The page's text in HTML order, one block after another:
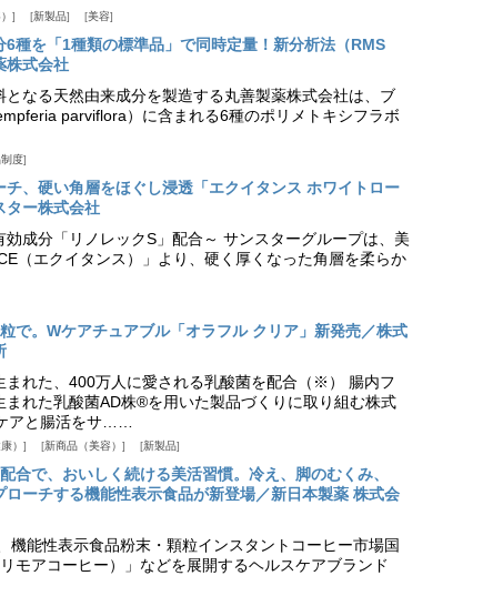
新製品 美容
6種を「1種類の標準品」で同時定量！新分析法（RMS
株式会社
なる天然由来成分を製造する丸善製薬株式会社は、ブ
parviflora）に含まれる6種のポリメトキシフラボ
度
チ、硬い角層をほぐし浸透「エクイタンス ホワイトロー
ター株式会社
効成分「リノレックS」配合～ サンスターグループは、美
（エクイタンス）」より、硬く厚くなった角層を柔らか
で。Wケアチュアブル「オラフル クリア」新発売／株式
まれた、400万人に愛される乳酸菌を配合（※） 腸内フ
まれた乳酸菌AD株®を用いた製品づくりに取り組む株式
アと腸活をサ……
） 新商品（美容） 新製品
合で、おいしく続ける美活習慣。冷え、脚のむくみ、
ローチする機能性表示食品が新登場／新日本製薬 株式会
機能性表示食品粉末・顆粒インスタントコーヒー市場国
モアコーヒー）」などを展開するヘルスケアブランド